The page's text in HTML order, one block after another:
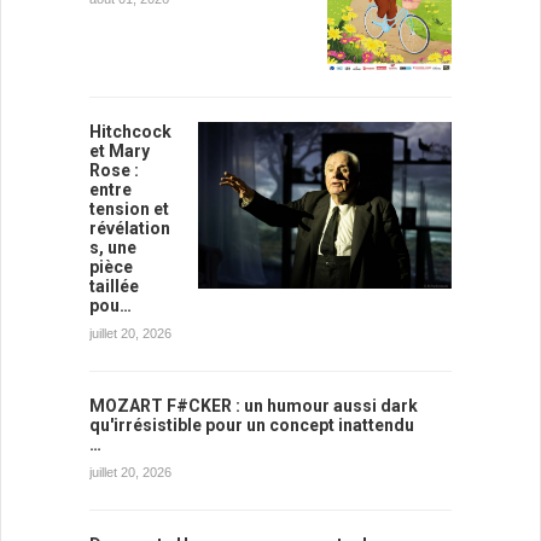
Hitchcock
et Mary
Rose :
entre
tension et
révélation
s, une
pièce
taillée
pou…
juillet 20, 2026
MOZART F#CKER : un humour aussi dark
qu'irrésistible pour un concept inattendu
…
juillet 20, 2026